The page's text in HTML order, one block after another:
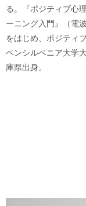
る。『ポジティブ心
ーニング入門』（電
をはじめ、ポジティ
ペンシルベニア大学
庫県出身。